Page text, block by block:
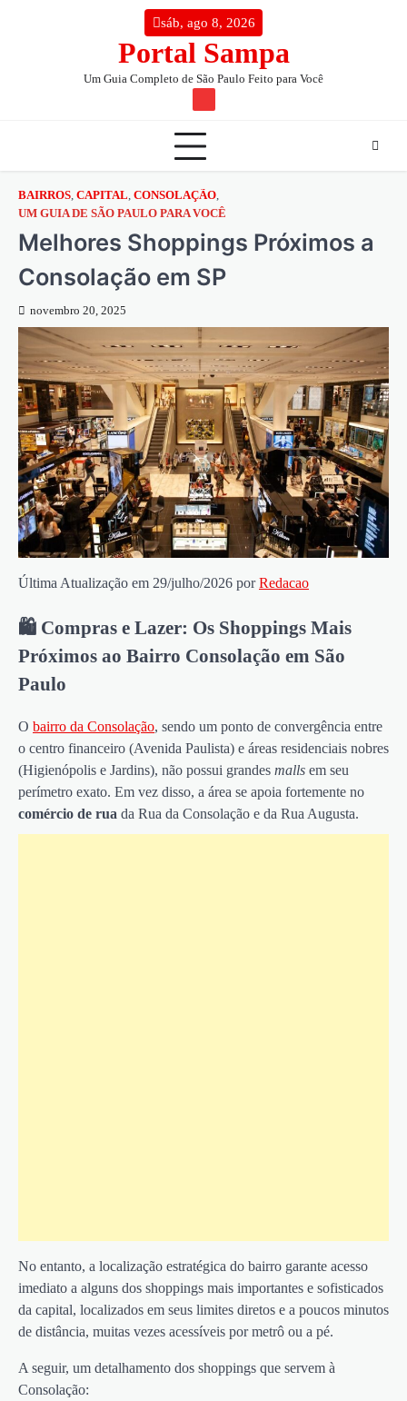
sáb, ago 8, 2026
Portal Sampa
Um Guia Completo de São Paulo Feito para Você
TW
BAIRROS, CAPITAL, CONSOLAÇÃO,
UM GUIA DE SÃO PAULO PARA VOCÊ
Melhores Shoppings Próximos a
Consolação em SP
novembro 20, 2025
Última Atualização em 29/julho/2026 porRedacao
🛍️ Compras e Lazer: Os Shoppings Mais
Próximos ao Bairro Consolação em São
Paulo
O bairro da Consolação, sendo um ponto de convergência entre
o centro financeiro (Avenida Paulista) e áreas residenciais nobres
(Higienópolis e Jardins), não possui grandes malls em seu
perímetro exato. Em vez disso, a área se apoia fortemente no
comércio de rua da Rua da Consolação e da Rua Augusta.
No entanto, a localização estratégica do bairro garante acesso
imediato a alguns dos shoppings mais importantes e sofisticados
da capital, localizados em seus limites diretos e a poucos minutos
de distância, muitas vezes acessíveis por metrô ou a pé.
A seguir, um detalhamento dos shoppings que servem à
Consolação: